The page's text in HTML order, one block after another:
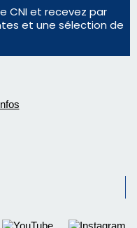
CNI et recevez par
et une sélection de